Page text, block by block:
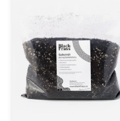
ABECEDNĚ